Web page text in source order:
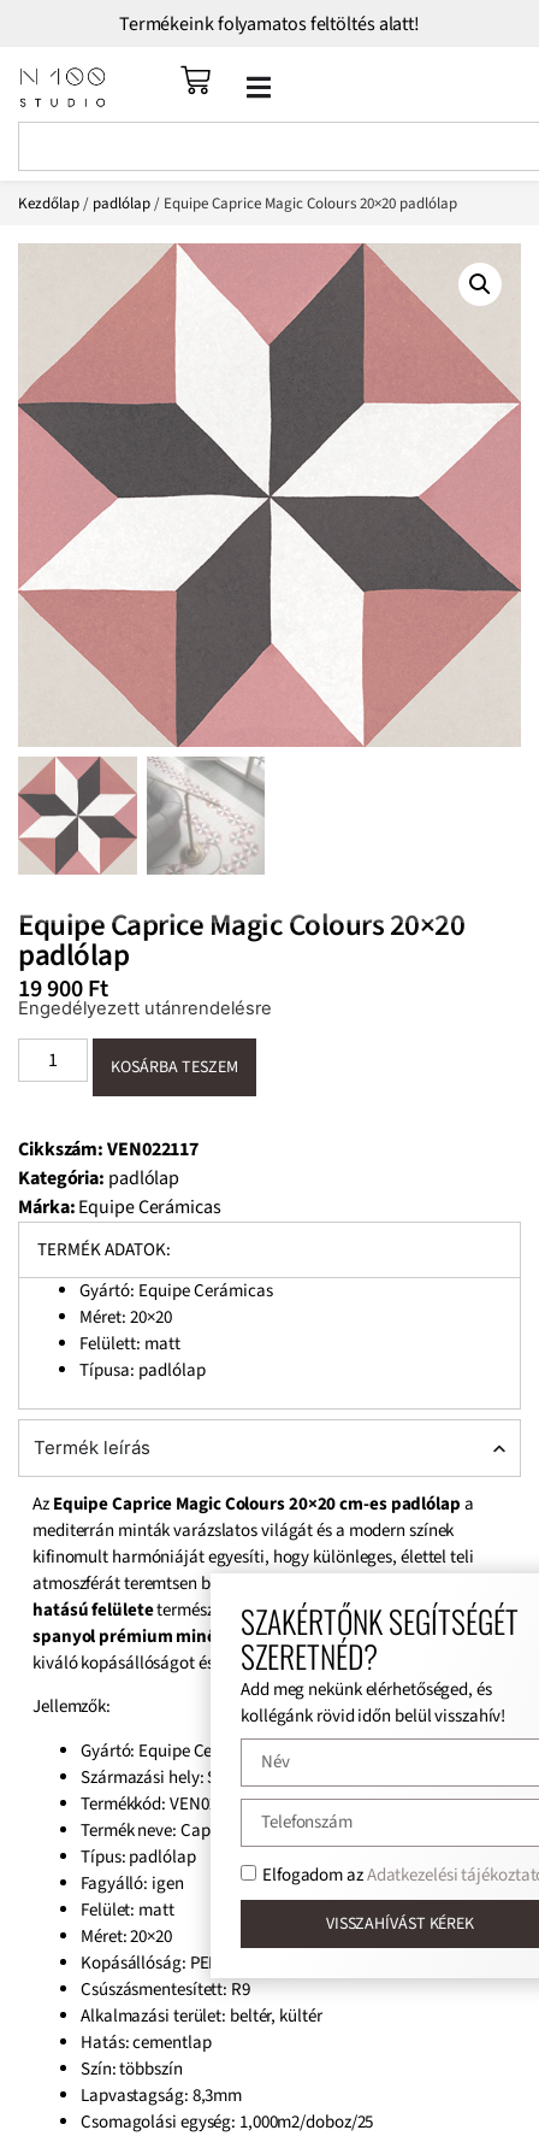
Termékeink folyamatos feltöltés alatt!
Kezdőlap/ padlólap/ Equipe Caprice Magic Colours 20×20 padlólap
Equipe Caprice Magic Colours 20×20
padlólap
19 900Ft
Engedélyezett utánrendelésre
KOSÁRBA TESZEM
Cikkszám:VEN022117
Kategória: padlólap
Márka:Equipe Cerámicas
TERMÉK ADATOK:
Gyártó: Equipe Cerámicas
Méret:20×20
Felülett: matt
Típusa: padlólap
Termék leírás
AzEquipe Caprice Magic Colours 20×20 cm-es padlólapa
mediterrán minták varázslatos világát és a modern színek
kifinomult harmóniáját egyesíti, hogy különleges, élettel teli
atmoszférát teremtsen bármely enteriőrben.
hatású felületetermészetes eleganciát sugároz, miközben a
spanyol prémium minőségű gres anyaghosszú élettartamot,
kiváló kopásállóságot és könnyű tisztíthatóságot biztosít.
Jellemzők:
Gyártó: Equipe Cerámicas
Származási hely: Spanyol
Termékkód: VEN022117
Termék neve: Caprice Magic Colours
Típus: padlólap
Fagyálló: igen
Felület: matt
Méret:20×20
Kopásállóság: PEI4
Csúszásmentesített: R9
Alkalmazási terület: beltér, kültér
Hatás: cementlap
Szín:többszín
Lapvastagság:8,3mm
Csomagolási egység: 1,000m2/doboz/25
SZAKÉRTŐNK SEGÍTSÉGÉT
SZERETNÉD?
Add meg nekünk elérhetőséged, és
kollégánk rövid időn belül visszahív!
Elfogadom azAdatkezelési
VISSZAHÍVÁST KÉREK